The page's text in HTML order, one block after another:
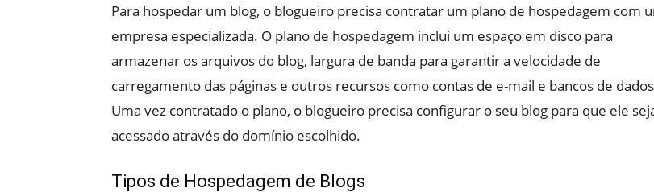
Para hospedar um blog, o blogueiro precisa contratar um plano de hospedagem com
empresa especializada. O plano de hospedagem inclui um espaço em disco para
armazenar os arquivos do blog, largura de banda para garantir a velocidade de
carregamento das páginas e outros recursos como contas de e-mail e bancos de
Uma vez contratado o plano, o blogueiro precisa configurar o seu blog para que ele
acessado através do domínio escolhido.
Tipos de Hospedagem de Blogs